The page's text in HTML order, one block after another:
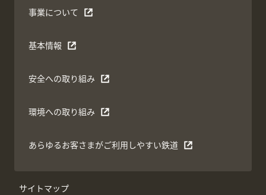
事業について
基本情報
安全への取り組み
環境への取り組み
あらゆるお客さまがご利用しやすい鉄道
サイトマップ